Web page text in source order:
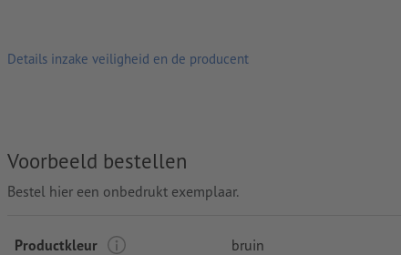
Details inzake veiligheid en de producent
Voorbeeld bestellen
Bestel hier een onbedrukt exemplaar.
Productkleur bruin